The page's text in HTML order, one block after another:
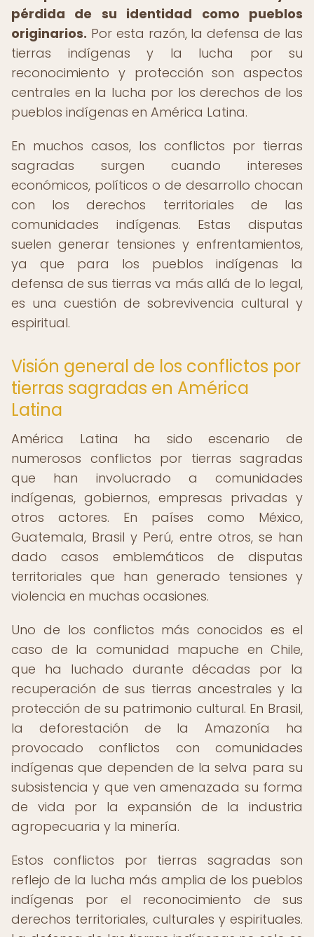
pérdida de su identidad como pueblos
originarios. Por esta razón, la defensa de las
tierras indígenas y la lucha por su
reconocimiento y protección son aspectos
centrales en la lucha por los derechos de los
pueblos indígenas en América Latina.
En muchos casos, los conflictos por tierras
sagradas surgen cuando intereses
económicos, políticos o de desarrollo chocan
con los derechos territoriales de las
comunidades indígenas. Estas disputas
suelen generar tensiones y enfrentamientos,
ya que para los pueblos indígenas la
defensa de sus tierras va más allá de lo legal,
es una cuestión de sobrevivencia cultural y
espiritual.
Visión general de los conflictos por
tierras sagradas en América
Latina
América Latina ha sido escenario de
numerosos conflictos por tierras sagradas
que han involucrado a comunidades
indígenas, gobiernos, empresas privadas y
otros actores. En países como México,
Guatemala, Brasil y Perú, entre otros, se han
dado casos emblemáticos de disputas
territoriales que han generado tensiones y
violencia en muchas ocasiones.
Uno de los conflictos más conocidos es el
caso de la comunidad mapuche en Chile,
que ha luchado durante décadas por la
recuperación de sus tierras ancestrales y la
protección de su patrimonio cultural. En Brasil,
la deforestación de la Amazonía ha
provocado conflictos con comunidades
indígenas que dependen de la selva para su
subsistencia y que ven amenazada su forma
de vida por la expansión de la industria
agropecuaria y la minería.
Estos conflictos por tierras sagradas son
reflejo de la lucha más amplia de los pueblos
indígenas por el reconocimiento de sus
derechos territoriales, culturales y espirituales.